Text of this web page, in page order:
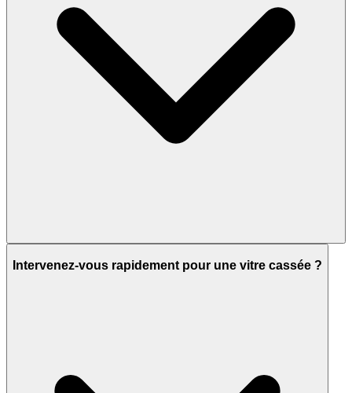
Intervenez-vous rapidement pour une vitre cassée ?